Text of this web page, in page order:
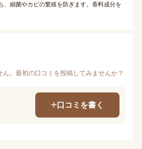
、細菌やカビの繁殖を防ぎます。香料成分を
ん。最初の口コミを投稿してみませんか？
口コミを書く